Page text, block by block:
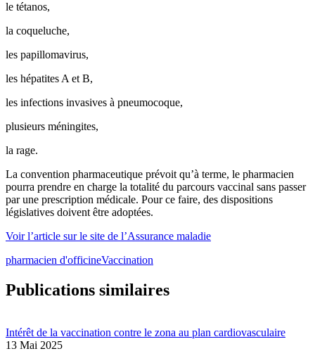
le tétanos,
la coqueluche,
les papillomavirus,
les hépatites A et B,
les infections invasives à pneumocoque,
plusieurs méningites,
la rage.
La convention pharmaceutique prévoit qu’à terme, le pharmacien
pourra prendre en charge la totalité du parcours vaccinal sans passer
par une prescription médicale. Pour ce faire, des dispositions
législatives doivent être adoptées.
Voir l’article sur le site de l’Assurance maladie
pharmacien d'officineVaccination
Publications similaires
Intérêt de la vaccination contre le zona au plan cardiovasculaire
13 Mai 2025